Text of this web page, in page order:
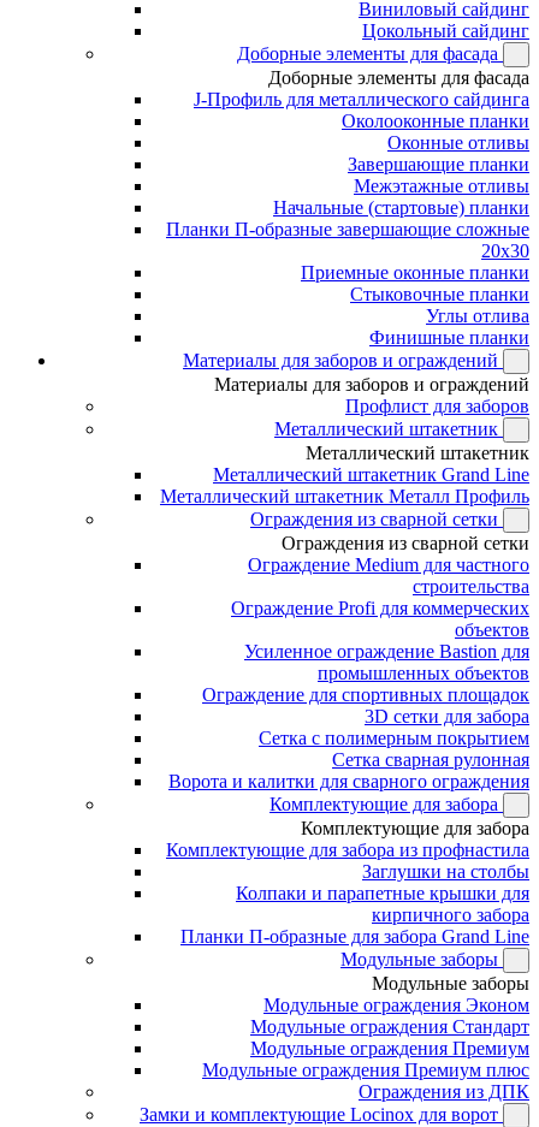
Виниловый сайдинг
Цокольный сайдинг
Доборные элементы для фасада
Доборные элементы для фасада
J-Профиль для металлического сайдинга
Околооконные планки
Оконные отливы
Завершающие планки
Межэтажные отливы
Начальные (стартовые) планки
Планки П-образные завершающие сложные
20x30
Приемные оконные планки
Стыковочные планки
Углы отлива
Финишные планки
Материалы для заборов и ограждений
Материалы для заборов и ограждений
Профлист для заборов
Металлический штакетник
Металлический штакетник
Металлический штакетник Grand Line
Металлический штакетник Металл Профиль
Ограждения из сварной сетки
Ограждения из сварной сетки
Ограждение Medium для частного
строительства
Ограждение Profi для коммерческих
объектов
Усиленное ограждение Bastion для
промышленных объектов
Ограждение для спортивных площадок
3D сетки для забора
Сетка с полимерным покрытием
Сетка сварная рулонная
Ворота и калитки для сварного ограждения
Комплектующие для забора
Комплектующие для забора
Комплектующие для забора из профнастила
Заглушки на столбы
Колпаки и парапетные крышки для
кирпичного забора
Планки П-образные для забора Grand Line
Модульные заборы
Модульные заборы
Модульные ограждения Эконом
Модульные ограждения Стандарт
Модульные ограждения Премиум
Модульные ограждения Премиум плюс
Ограждения из ДПК
Замки и комплектующие Locinox для ворот